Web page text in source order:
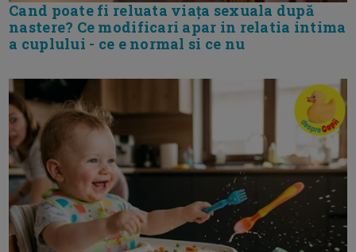
Cand poate fi reluata viața sexuala după
nastere? Ce modificari apar in relatia intima
a cuplului - ce e normal si ce nu